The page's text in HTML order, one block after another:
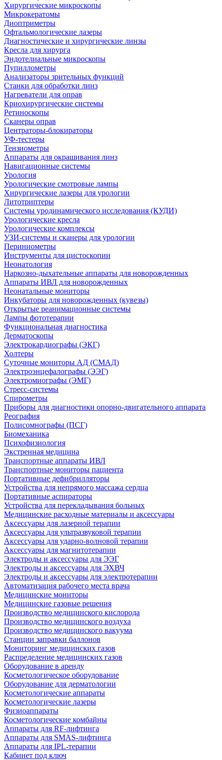
Хирургические микроскопы
Микрокератомы
Диоптриметры
Офтальмологические лазеры
Диагностические и хирургические линзы
Кресла для хирурга
Эндотелиальные микроскопы
Пупиллометры
Анализаторы зрительных функций
Станки для обработки линз
Нагреватели для оправ
Криохирургические системы
Ретиноскопы
Сканеры оправ
Центраторы-блокираторы
УФ-тестеры
Тензиометры
Аппараты для окрашивания линз
Навигационные системы
Урология
Урологические смотровые лампы
Хирургические лазеры для урологии
Литотриптеры
Системы уродинамического исследования (КУДИ)
Урологические кресла
Урологические комплексы
УЗИ-системы и сканеры для урологии
Периниометры
Инструменты для цистоскопии
Неонатология
Наркозно-дыхательные аппараты для новорожденных
Аппараты ИВЛ для новорожденных
Неонатальные мониторы
Инкубаторы для новорожденных (кувезы)
Открытые реанимационные системы
Лампы фототерапии
Функциональная диагностика
Дерматоскопы
Электрокардиографы (ЭКГ)
Холтеры
Суточные мониторы АД (СМАД)
Электроэнцефалографы (ЭЭГ)
Электромиографы (ЭМГ)
Стресс-системы
Спирометры
Приборы для диагностики опорно-двигательного аппарата
Реография
Полисомнографы (ПСГ)
Биомеханика
Психофизиология
Экстренная медицина
Транспортные аппараты ИВЛ
Транспортные мониторы пациента
Портативные дефибрилляторы
Устройства для непрямого массажа сердца
Портативные аспираторы
Устройства для перекладывания больных
Медицинские расходные материалы и аксессуары
Аксессуары для лазерной терапии
Аксессуары для ультразвуковой терапии
Аксессуары для ударно-волновой терапии
Аксессуары для магнитотерапии
Электроды и аксессуары для ЭЭГ
Электроды и аксессуары для ЭХВЧ
Электроды и аксессуары для электротерапии
Автоматизация рабочего места врача
Медицинские мониторы
Медицинские газовые решения
Производство медицинского кислорода
Производство медицинского воздуха
Производство медицинского вакуума
Станции заправки баллонов
Мониторинг медицинских газов
Распределение медицинских газов
Оборудование в аренду
Косметологическое оборудование
Оборудование для дерматологии
Косметологические аппараты
Косметологические лазеры
Физиоаппараты
Косметологические комбайны
Аппараты для RF-лифтинга
Аппараты для SMAS-лифтинга
Аппараты для IPL-терапии
Кабинет под ключ